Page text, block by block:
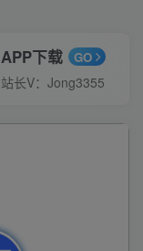
APP下载 GO
站长V：Jong3355